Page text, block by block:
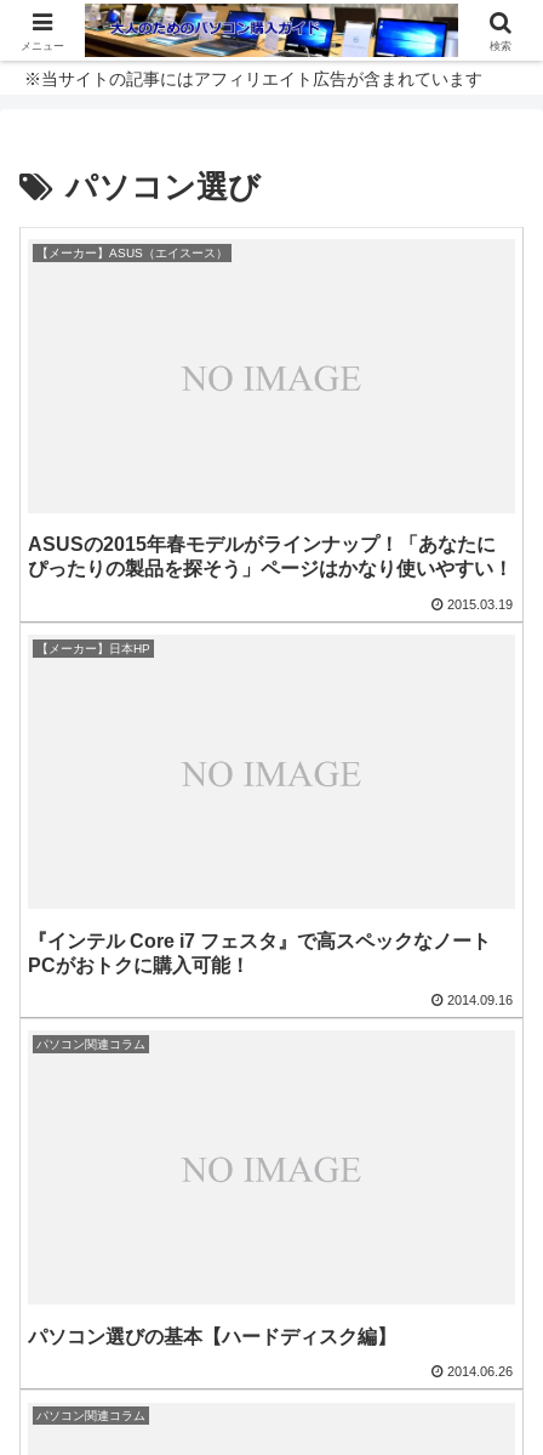
※当サイトの記事にはアフィリエイト広告が含まれています
パソコン選び
【メーカー】ASUS（エイスース）
ASUSの2015年春モデルがラインナップ！「あなたに
ぴったりの製品を探そう」ページはかなり使いやすい！
2015.03.19
【メーカー】日本HP
『インテル Core i7 フェスタ』で高スペックなノート
PCがおトクに購入可能！
2014.09.16
パソコン関連コラム
パソコン選びの基本【ハードディスク編】
2014.06.26
パソコン関連コラム
メニュー 検索